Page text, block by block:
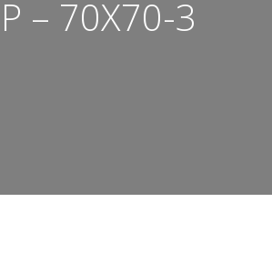
– 70X70-3